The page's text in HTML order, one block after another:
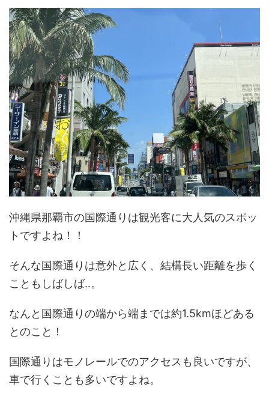
沖縄県那覇市の国際通りは観光客に大人気のスポッ
トですよね！！
そんな国際通りは意外と広く、結構長い距離を歩く
こともしばしば‥。
なんと国際通りの端から端までは約1.5kmほどある
とのこと！
国際通りはモノレールでのアクセスも良いですが、
車で行くことも多いですよね。